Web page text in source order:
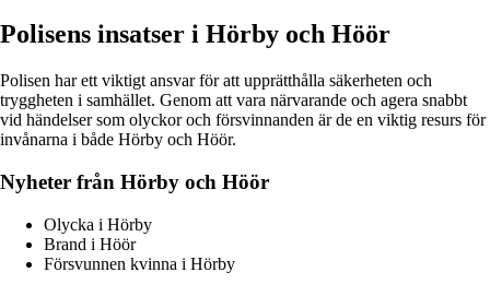
Polisens insatser i Hörby och Höör
Polisen har ett viktigt ansvar för att upprätthålla säkerheten och
tryggheten i samhället. Genom att vara närvarande och agera snabbt
vid händelser som olyckor och försvinnanden är de en viktig resurs för
invånarna i både Hörby och Höör.
Nyheter från Hörby och Höör
Olycka i Hörby
Brand i Höör
Försvunnen kvinna i Hörby